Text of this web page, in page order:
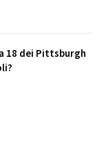
18 dei Pittsburgh